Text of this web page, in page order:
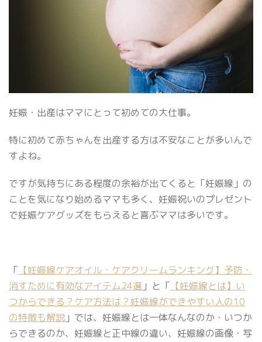
妊娠・出産はママにとって初めての大仕事。
特に初めて赤ちゃんを出産する方は不安なことが多いんで
すよね。
ですが気持ちにある程度の余裕が出てくると「妊娠線」の
ことを気になり始めるママも多く、妊娠祝いのプレゼント
で妊娠ケアグッズをもらえると喜ぶママは多いです。
「 【妊娠線ケアオイル・ケアクリームランキング】予防・
消すために有効なアイテム24選 」と「 【妊娠線とは】い
つからできる？ケア方法は？妊娠線ができやすい人の10
の特徴も解説 」では、妊娠線とは一体なんなのか・いつか
らできるのか、妊娠線と正中線の違い、妊娠線の画像・写